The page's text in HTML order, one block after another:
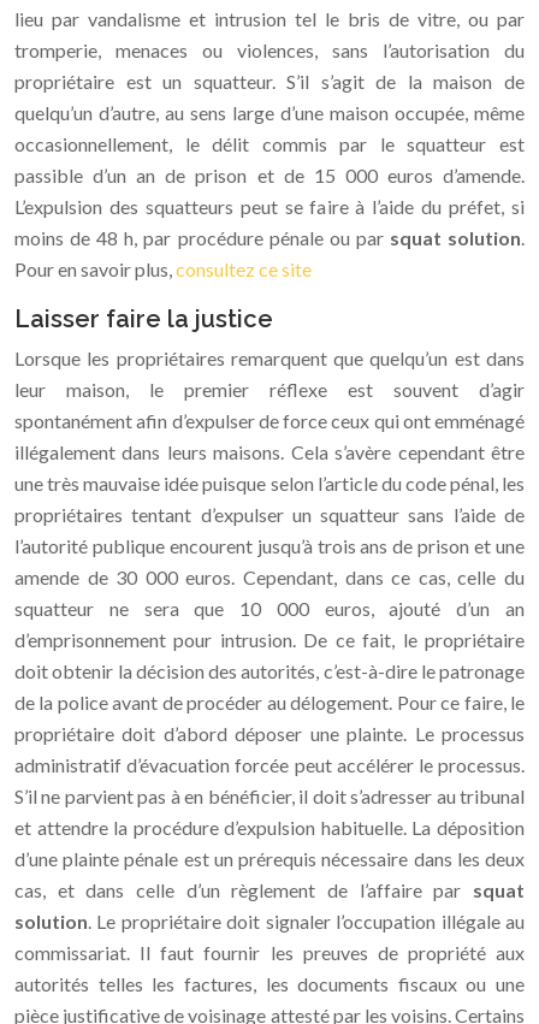
lieu par vandalisme et intrusion tel le bris de vitre, ou par
tromperie, menaces ou violences, sans l’autorisation du
propriétaire est un squatteur. S’il s’agit de la maison de
quelqu’un d’autre, au sens large d’une maison occupée, même
occasionnellement, le délit commis par le squatteur est
passible d’un an de prison et de 15 000 euros d’amende.
L’expulsion des squatteurs peut se faire à l’aide du préfet, si
moins de 48 h, par procédure pénale ou par squat solution.
Pour en savoir plus,consultez ce site
Laisser faire la justice
Lorsque les propriétaires remarquent que quelqu’un est dans
leur maison, le premier réflexe est souvent d’agir
spontanément afin d’expulser de force ceux qui ont emménagé
illégalement dans leurs maisons. Cela s’avère cependant être
une très mauvaise idée puisque selon l’article du code pénal, les
propriétaires tentant d’expulser un squatteur sans l’aide de
l’autorité publique encourent jusqu’à trois ans de prison et une
amende de 30 000 euros. Cependant, dans ce cas, celle du
squatteur ne sera que 10 000 euros, ajouté d’un an
d’emprisonnement pour intrusion. De ce fait, le propriétaire
doit obtenir la décision des autorités, c’est-à-dire le patronage
de la police avant de procéder au délogement. Pour ce faire, le
propriétaire doit d’abord déposer une plainte. Le processus
administratif d’évacuation forcée peut accélérer le processus.
S’il ne parvient pas à en bénéficier, il doit s’adresser au tribunal
et attendre la procédure d’expulsion habituelle. La déposition
d’une plainte pénale est un prérequis nécessaire dans les deux
cas, et dans celle d’un règlement de l’affaire par squat
solution. Le propriétaire doit signaler l’occupation illégale au
commissariat. Il faut fournir les preuves de propriété aux
autorités telles les factures, les documents fiscaux ou une
pièce justificative de voisinage attesté par les voisins. Certains